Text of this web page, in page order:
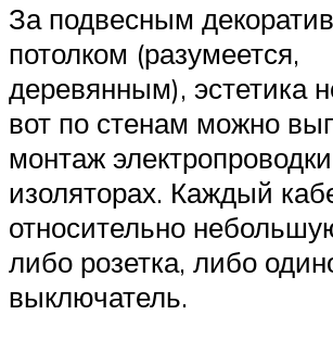
За подвесным
потолком (разумеется,
деревянным), эстетика
вот по стенам можно
монтаж
изоляторах. Каждый
относительно
либо розетка, либо
выключатель.